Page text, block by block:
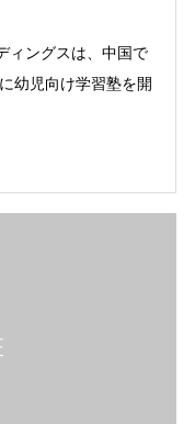
ィングスは、中国で
幼児向け学習塾を開